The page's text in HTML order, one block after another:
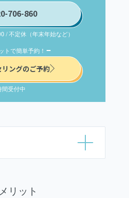
706-860
/ 不定休（年末年始など）
トで簡単予約！
ングのご予約
間受付中
リット